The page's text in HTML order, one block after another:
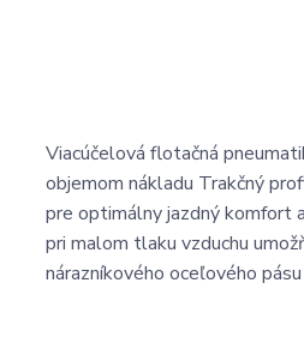
Viacúčelová flotačná
objemom nákladu Trakčný
pre optimálny jazdný komfort
pri malom tlaku vzduchu
nárazníkového oceľového pásu